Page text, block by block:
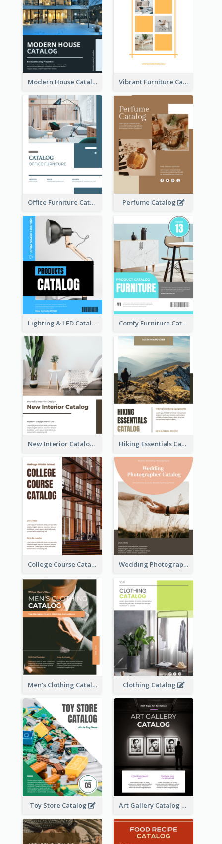
Modern House Catalog Vibrant Furniture Catalog
Office Furniture Catalog Perfume Catalog
Lighting & LED Catalog Comfy Furniture Cataog
New Interior Catalog Hiking Essentials Catalog
College Course Catalog Wedding Photography Catalog
Men's Clothing Catalog Clothing Catalog
Toy Store Catalog Art Gallery Catalog